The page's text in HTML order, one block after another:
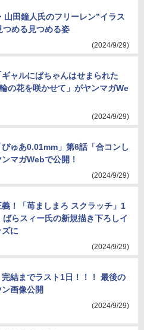
山田鐘人氏のフリーレン”イラス
つめる見つめる姿
(2024/9/29)
ギャルにぱちゃんはせまられた
の花を咲かせて」がヤンマガWe
(2024/9/29)
ぴゅあ0.01mm」第6話「合コンし
マガWebで公開！
(2024/9/29)
！「苺ましまろ スクラッチ」1
らスィー氏の新規描き下ろしイ
に
(2024/9/29)
完結までラスト1日！！！ 最後の
画像公開
(2024/9/29)